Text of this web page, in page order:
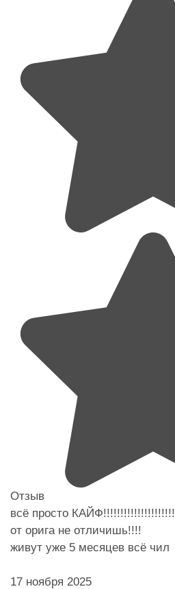
Отзыв
всё просто КАЙФ!!!!!!!!!!!!!!!!!!!!!
от орига не отличишь!!!!
живут уже 5 месяцев всё чил
17 ноября 2025